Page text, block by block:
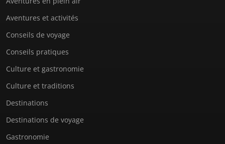
Aventures et activités
Conseils de voyage
Conseils pratiques
Culture et gastronomie
Culture et traditions
Destinations
Destinations de voyage
Gastronomie